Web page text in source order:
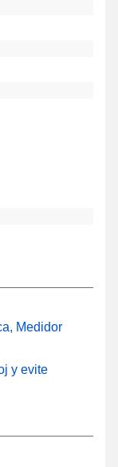
marca Withings.
Withings se
Medidor
y evite